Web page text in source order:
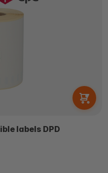
labels DPD